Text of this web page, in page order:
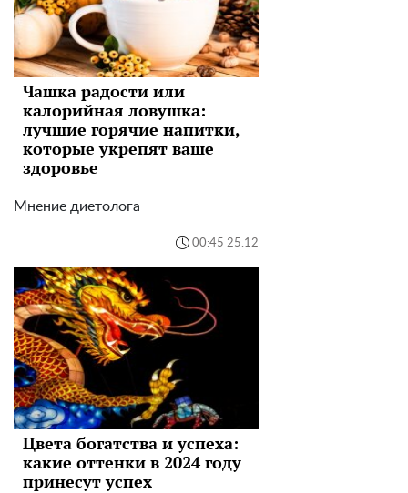
Чашка радости или
калорийная ловушка:
лучшие горячие напитки,
которые укрепят ваше
здоровье
Мнение диетолога
00:45 25.12
Цвета богатства и успеха:
какие оттенки в 2024 году
принесут успех